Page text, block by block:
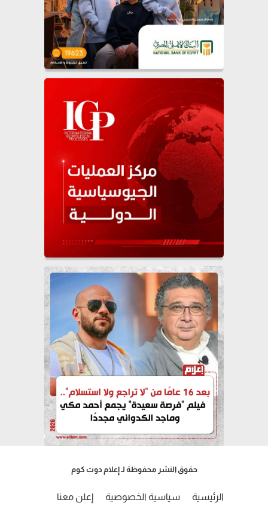
حقوق النشر محفوظة لـ إعلام دوت كوم
الرئيسية سياسية الخصوصية إعلن معنا